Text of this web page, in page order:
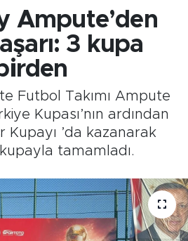
Ampute’den
3 kupa
Futbol Takımı Ampute
Kupası’nın ardından
Kupayı ’da kazanarak
tamamladı.